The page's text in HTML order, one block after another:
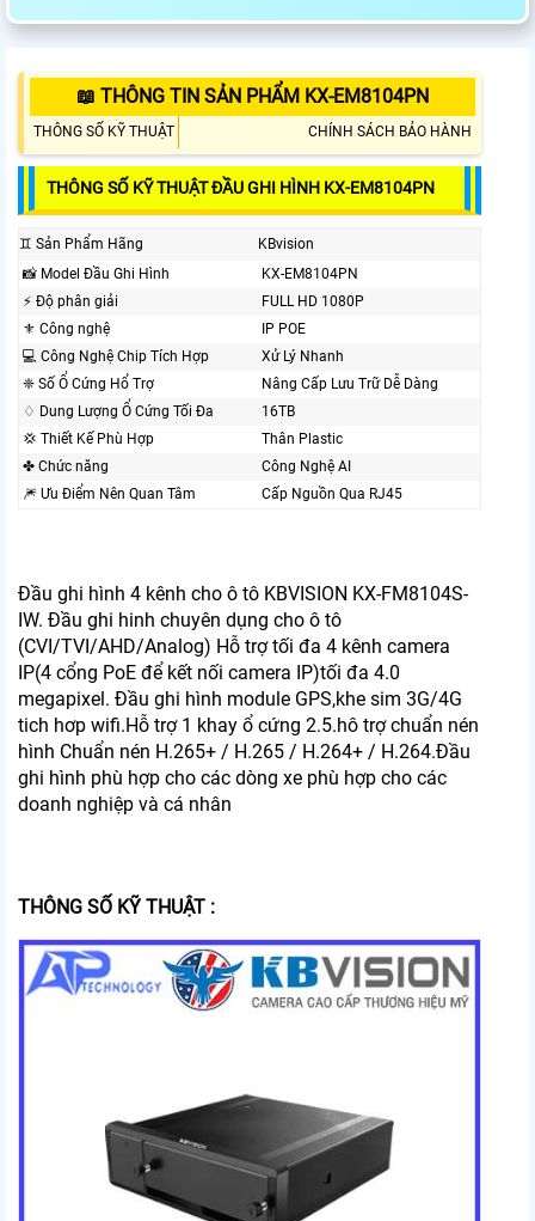
📖 THÔNG TIN SẢN PHẨM KX-EM8104PN
THÔNG SỐ KỸ THUẬT CHÍNH SÁCH BẢO HÀNH
THÔNG SỐ KỸ THUẬT ĐẦU GHI HÌNH KX-EM8104PN
♊ Sản Phẩm Hãng
KBvision
📸 Model Đầu Ghi Hình
KX-EM8104PN
️⚡ Độ phân giải
FULL HD 1080P
⚜️ Công nghệ
IP POE
💻 Công Nghệ Chip Tích Hợp
Xử Lý Nhanh
❈ Số Ổ Cứng Hổ Trợ
Nâng Cấp Lưu Trữ Dễ Dàng
♢ Dung Lượng Ổ Cứng Tối Đa
16TB
💢 Thiết Kế Phù Hợp
Thân Plastic
✤ Chức năng
Công Nghệ AI
🎆 Ưu Điểm Nên Quan Tâm
Cấp Nguồn Qua RJ45
Đầu ghi hình 4 kênh cho ô tô KBVISION KX-FM8104S-
IW. Đầu ghi hinh chuyên dụng cho ô tô
(CVI/TVI/AHD/Analog) Hỗ trợ tối đa 4 kênh camera
IP(4 cổng PoE để kết nối camera IP)tối đa 4.0
megapixel. Đầu ghi hình module GPS,khe sim 3G/4G
tich hơp wifi.Hỗ trợ 1 khay ổ cứng 2.5.hô trợ chuẩn nén
hình Chuẩn nén H.265+ / H.265 / H.264+ / H.264.Đầu
ghi hình phù hợp cho các dòng xe phù hợp cho các
doanh nghiệp và cá nhân
THÔNG SỐ KỸ THUẬT :